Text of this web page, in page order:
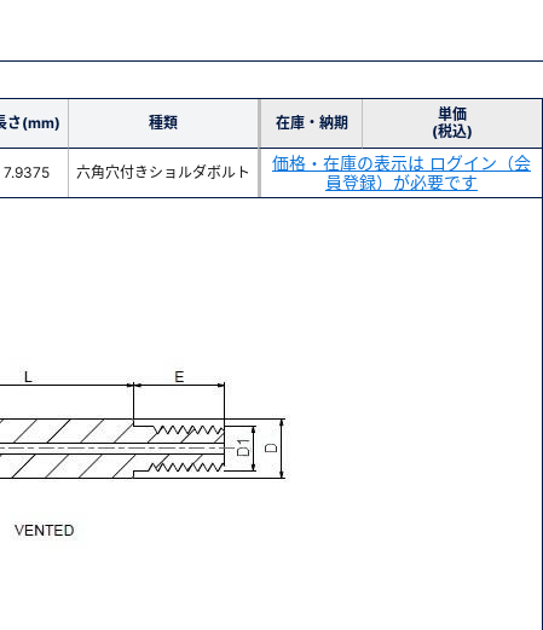
さ(mm) 種類 在庫・納期
単価
(税込)
7.9375 六角穴付きショルダボルト
価格・在庫の表示は ログイン（会
員登録）が必要です